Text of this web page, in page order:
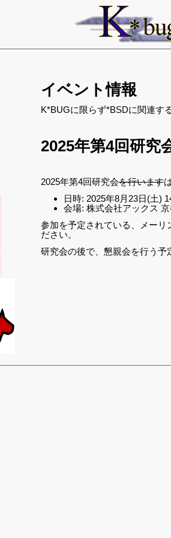
イベント情報
K*BUGに限らず*BSDに関連す
2025年第4回研究
2025年第4回研究会を行います
日時: 2025年8月23日(土)
会場: 株式会社アックス
参加を予定されている、メー
ださい。
研究会の後で、懇親会を行う予